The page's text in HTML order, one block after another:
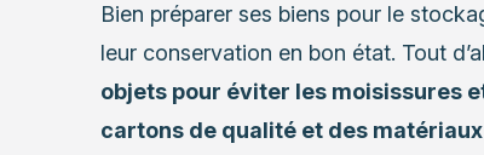
Bien préparer ses biens pour le
leur conservation en bon état. Tout
objets pour éviter les moisissures
cartons de qualité et des